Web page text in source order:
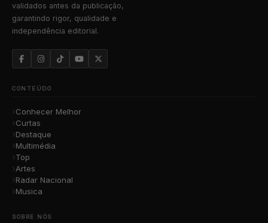
validados antes da publicação,
garantindo rigor, qualidade e
independência editorial.
CONTEÚDO
Conhecer Melhor
Curtas
Destaque
Multimédia
Top
Artes
Radar Nacional
Musica
SOBRE NÓS